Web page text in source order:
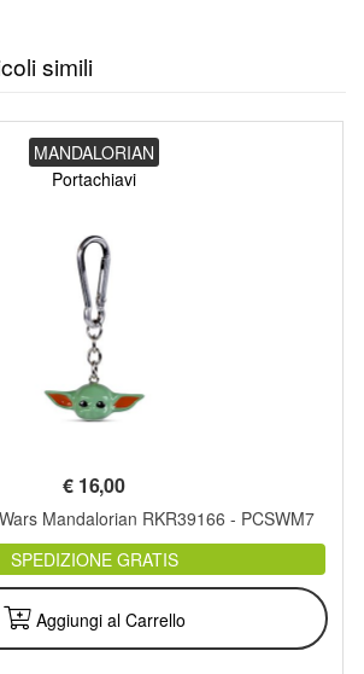
simili
MANDALORIAN
Portachiavi
€ 16,00
Mandalorian RKR39166 - PCSWM7
SPEDIZIONE GRATIS
Aggiungi al Carrello